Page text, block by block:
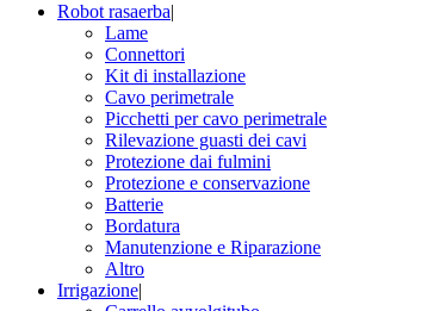
Robot rasaerba|
Lame
Connettori
Kit di installazione
Cavo perimetrale
Picchetti per cavo perimetrale
Rilevazione guasti dei cavi
Protezione dai fulmini
Protezione e conservazione
Batterie
Bordatura
Manutenzione e Riparazione
Altro
Irrigazione|